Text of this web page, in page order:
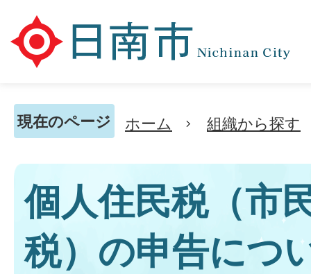
現在のページ ホーム 組織から探す
個人住民税（市
税）の申告につ